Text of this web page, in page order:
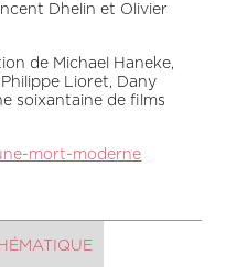
Dhelin et Olivier
de Michael Haneke,
Lioret, Dany
soixantaine de films
mort-moderne